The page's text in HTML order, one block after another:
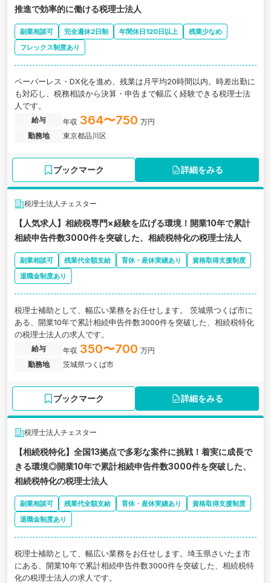
推進で効率的に働ける税理士法人
副業相談可 完全週休2日制 年間休日120日以上
残業少なめ
フレックス制度あり
ペーパーレス・DX化を進め、残業は月平均20時間以内。時差出勤に
も対応し、税務相談から決算・申告まで幅広く経験できる税理士法
人です。
給与 年収 364〜750 万円
勤務地
東京都品川区
ブックマーク 詳細をみる
税理士法人チェスター
【人気求人】相続税専門×経験を広げる環境！開業10年で累計
相続申告件数3000件を突破した、相続税特化の税理士法人
副業相談可 残業代全額支給 育休・産休実績あり
資格取得支援制度
退職金制度あり
税理士補助として、幅広い業務をお任せします。 茨城県つくば市に
ある、開業10年で累計相続申告件数3000件を突破した、相続税特化
の税理士法人の求人です。
給与 年収 350〜700 万円
勤務地
茨城県つくば市
ブックマーク 詳細をみる
税理士法人チェスター
【相続税特化】全国13拠点で多彩な案件に挑戦！着実に成長で
きる環境◎開業10年で累計相続申告件数3000件を突破した、
相続税特化の税理士法人
副業相談可 残業代全額支給 育休・産休実績あり
資格取得支援制度
退職金制度あり
税理士補助として、幅広い業務をお任せします。埼玉県さいたま市
にある、開業10年で累計相続申告件数3000件を突破した、相続税特
化の税理士法人の求人です。